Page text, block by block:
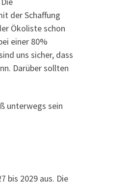
der Schaffung
Ökoliste schon
einer 80%
uns sicher, dass
Darüber sollten
unterwegs sein
bis 2029 aus. Die